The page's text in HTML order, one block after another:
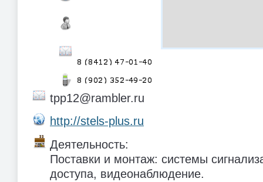
tpp12@rambler.ru
http://stels-plus.ru
Деятельность:
Поставки и монтаж: системы
доступа, видеонаблюдение.